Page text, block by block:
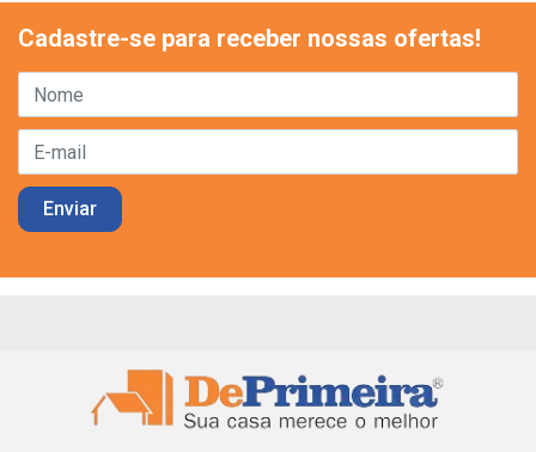
Cadastre-se para receber nossas ofertas!